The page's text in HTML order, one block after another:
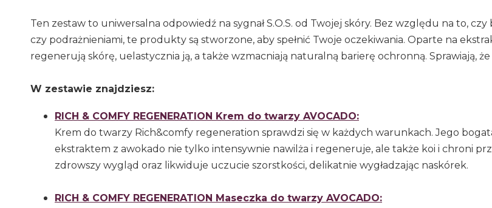
Ten zestaw to uniwersalna odpowiedź na sygnał S.O.S. od Twojej skóry. Bez względu na to,
czy podrażnieniami, te produkty są stworzone, aby spełnić Twoje oczekiwania. Oparte na
regenerują skórę, uelastycznia ją, a także wzmacniają naturalną barierę ochronną. Sprawiają,
W zestawie znajdziesz:
RICH & COMFY REGENERATION Krem do twarzy AVOCADO:
Krem do twarzy Rich&comfy regeneration sprawdzi się w każdych warunkach. Jego
ekstraktem z awokado nie tylko intensywnie nawilża i regeneruje, ale także koi i chroni
zdrowszy wygląd oraz likwiduje uczucie szorstkości, delikatnie wygładzając naskórek.
RICH & COMFY REGENERATION Maseczka do twarzy AVOCADO: